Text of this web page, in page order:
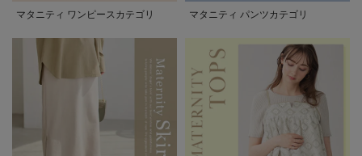
マタニティ ワンピースカテゴリ マタニティ パンツカテゴリ